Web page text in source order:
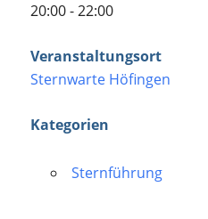
20:00 - 22:00
Veranstaltungsort
Sternwarte Höfingen
Kategorien
Sternführung